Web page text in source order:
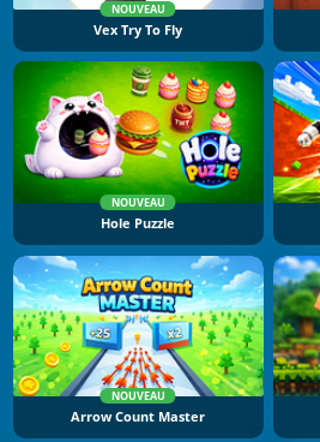
NOUVEAU
Vex Try To Fly
NOUVEAU
Hole Puzzle
NOUVEAU
Arrow Count Master